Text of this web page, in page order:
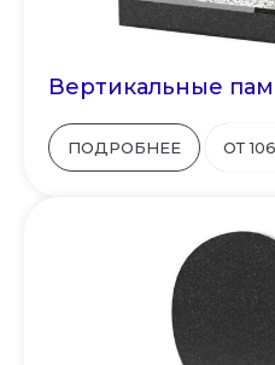
Вертикальные
ПОДРОБНЕЕ ОТ